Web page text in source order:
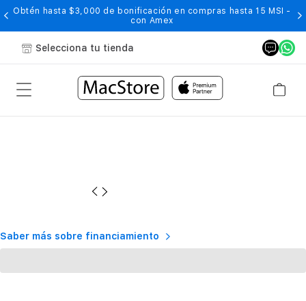
Obtén hasta $3,000 de bonificación en compras hasta 15 MSI -
con Amex
Selecciona tu tienda
Saber más sobre financiamiento